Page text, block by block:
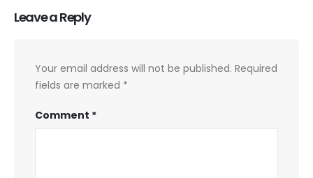
Leave a Reply
Your email address will not be published. Required
fields are marked *
Comment *